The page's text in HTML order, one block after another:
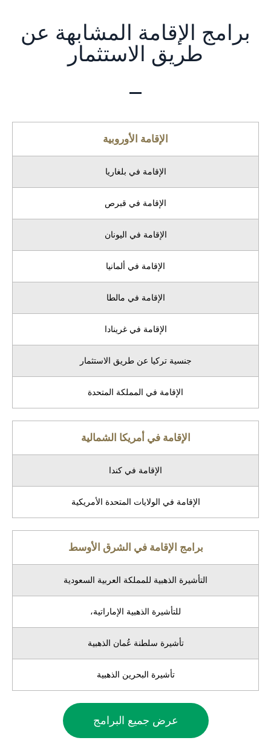
برامج الإقامة المشابهة عن
طريق الاستثمار
الإقامة الأوروبية
الإقامة في بلغاريا
الإقامة في قبرص
الإقامة في اليونان
الإقامة في ألمانيا
الإقامة في مالطا
الإقامة في غرينادا
جنسية تركيا عن طريق الاستثمار
الإقامة في المملكة المتحدة
الإقامة في أمريكا الشمالية
الإقامة في كندا
الإقامة في الولايات المتحدة الأمريكية
برامج الإقامة في الشرق الأوسط
التأشيرة الذهبية للمملكة العربية السعودية
للتأشيرة الذهبية الإماراتية،
تأشيرة سلطنة عُمان الذهبية
تأشيرة البحرين الذهبية
عرض جميع البرامج